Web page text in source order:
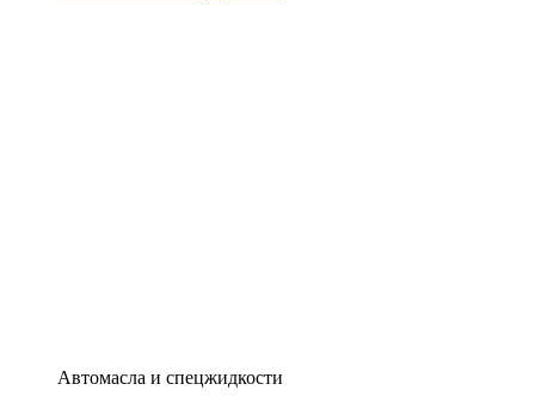
Автомасла и спецжидкости